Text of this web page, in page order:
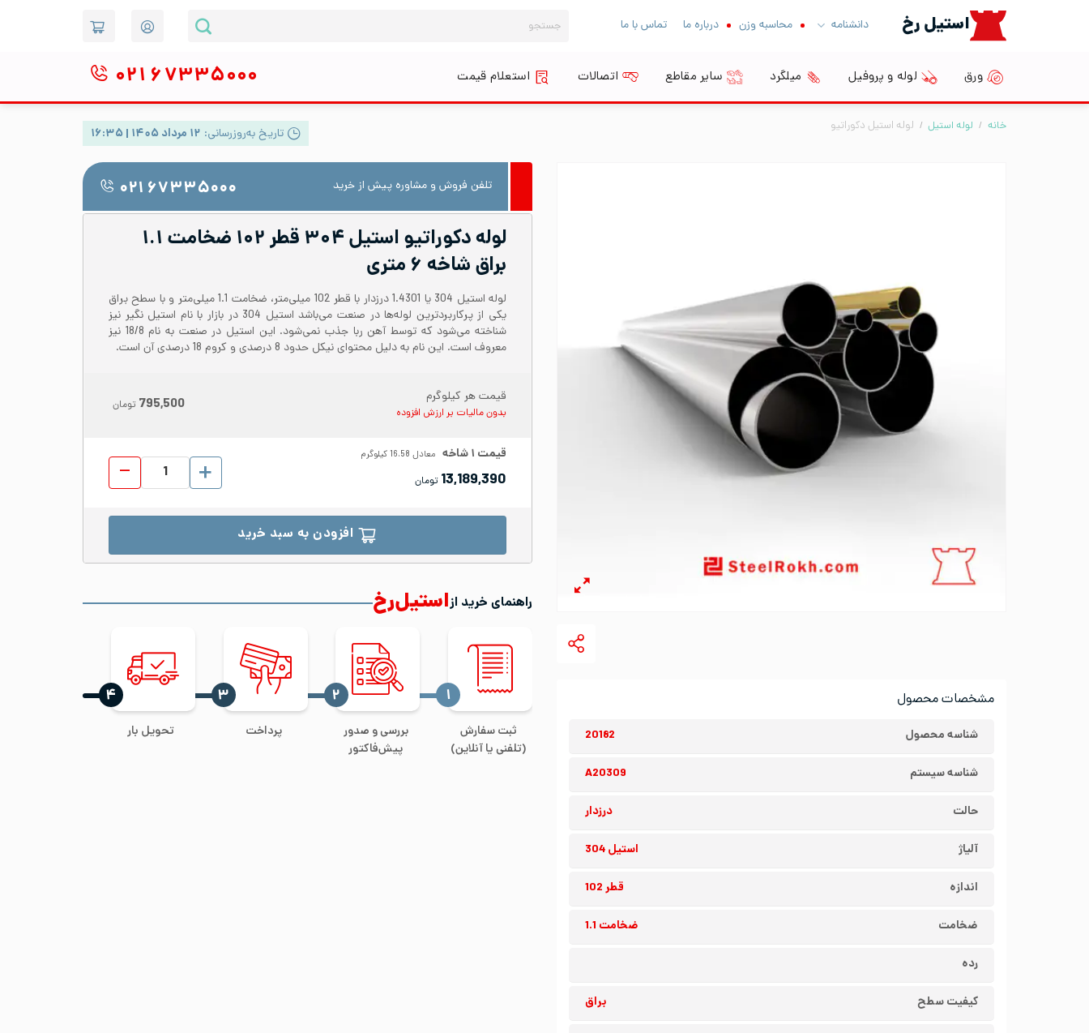
استیل رخ دانشنامه محاسبه وزن درباره ما تماس با ما
برای:
ورق لوله و پروفیل میلگرد سایر مقاطع اتصالات استعلام قیمت ۰۲۱ ۶۷۳۳۵۰۰۰
خانه / لوله استیل / لوله استیل دکوراتیو تاریخ به‌روزرسانی: ۱۲ مرداد ۱۴۰۵ | ۱۶:۳۵
مشخصات محصول
شناسه محصول 20182
شناسه سیستم A20309
حالت درزدار
آلیاژ استیل 304
اندازه قطر 102
ضخامت ضخامت 1.1
رده
کیفیت سطح براق
تلفن فروش و مشاوره پیش از خرید ۰۲۱ ۶۷۳۳۵۰۰۰
لوله دکوراتیو استیل ۳۰۴ قطر ۱۰۲ ضخامت ۱.۱
براق شاخه ۶ متری
لوله استیل 304 یا 1.4301 درزدار با قطر 102 میلی‌متر، ضخامت 1.1 میلی‌متر و با سطح براق
یکی از پرکاربردترین لوله‌ها در صنعت می‌باشد‌ استیل 304 در بازار با نام استیل نگیر نیز
شناخته می‌شود که توسط آهن ربا جذب نمی‌شود. این استیل در صنعت به نام 18/8 نیز
معروف است. این نام به دلیل محتوای نیکل حدود 8 درصدی و کروم 18 درصدی آن است.
قیمت هر کیلوگرم
بدون مالیات بر ارزش افزوده 795,500 تومان
قیمت ۱شاخه معادل 16.58 کیلوگرم
13,189,390 تومان
لوله دکوراتیو استیل 304 قطر 102 ضخامت 1.1 براق شاخه 6 متری عدد
افزودن به سبد خرید
راهنمای خرید ازاستیل‌رخ
ثبت سفارش
(تلفنی یا آنلاین)
‍۱
بررسی و صدور
پیش‌فاکتور
‍۲
پرداخت
‍۳
تحویل بار
‍۴